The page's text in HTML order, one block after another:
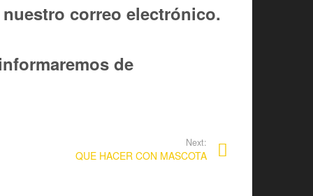
correo electrónico.
de
Next:
QUE HACER CON MASCOTA